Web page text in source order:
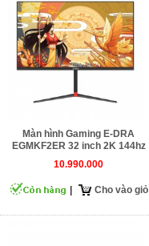
Màn hình Gaming E-DRA
EGMKF2ER 32 inch 2K 144hz
10.990.000
Cho vào giỏ